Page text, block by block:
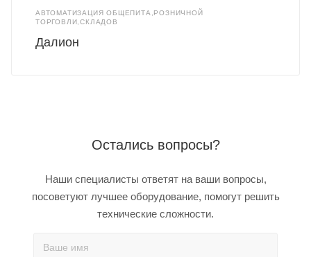
АВТОМАТИЗАЦИЯ ОБЩЕПИТА,РОЗНИЧНОЙ
ТОРГОВЛИ,СКЛАДОВ
Далион
Остались вопросы?
Наши специалисты ответят на ваши вопросы,
посоветуют лучшее оборудование, помогут решить
технические сложности.